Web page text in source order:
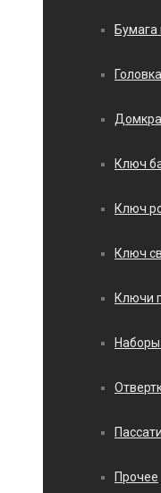
Головка
Ключ
Ключ
Ключ
Ключи
Прочее